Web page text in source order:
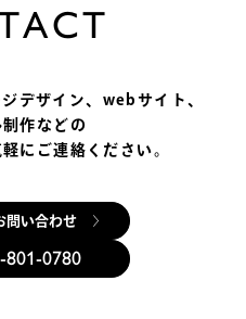
ACT
デザイン、 webサイト、
作などの
にご連絡ください。
問い合わせ
801-0780